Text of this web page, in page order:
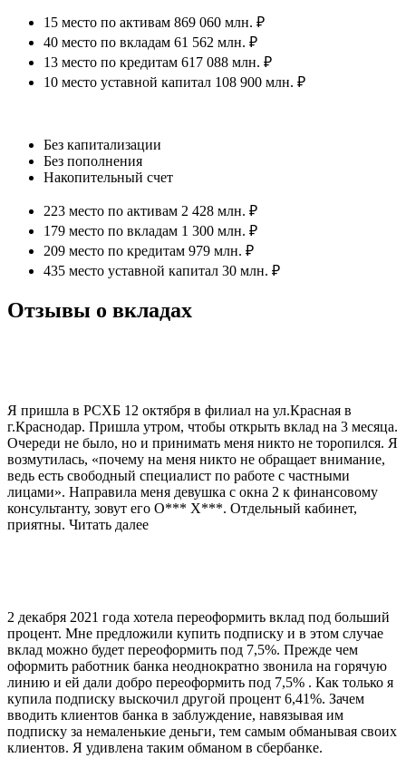
15 место по активам 869 060 млн. ₽
40 место по вкладам 61 562 млн. ₽
13 место по кредитам 617 088 млн. ₽
10 место уставной капитал 108 900 млн. ₽
Без капитализации
Без пополнения
Накопительный счет
223 место по активам 2 428 млн. ₽
179 место по вкладам 1 300 млн. ₽
209 место по кредитам 979 млн. ₽
435 место уставной капитал 30 млн. ₽
Отзывы о вкладах
Я пришла в РСХБ 12 октября в филиал на ул.Красная в
г.Краснодар. Пришла утром, чтобы открыть вклад на 3 месяца.
Очереди не было, но и принимать меня никто не торопился. Я
возмутилась, «почему на меня никто не обращает внимание,
ведь есть свободный специалист по работе с частными
лицами». Направила меня девушка с окна 2 к финансовому
консультанту, зовут его О*** Х***. Отдельный кабинет,
приятны. Читать далее
2 декабря 2021 года хотела переоформить вклад под больший
процент. Мне предложили купить подписку и в этом случае
вклад можно будет переоформить под 7,5%. Прежде чем
оформить работник банка неоднократно звонила на горячую
линию и ей дали добро переоформить под 7,5% . Как только я
купила подписку выскочил другой процент 6,41%. Зачем
вводить клиентов банка в заблуждение, навязывая им
подписку за немаленькие деньги, тем самым обманывая своих
клиентов. Я удивлена таким обманом в сбербанке.